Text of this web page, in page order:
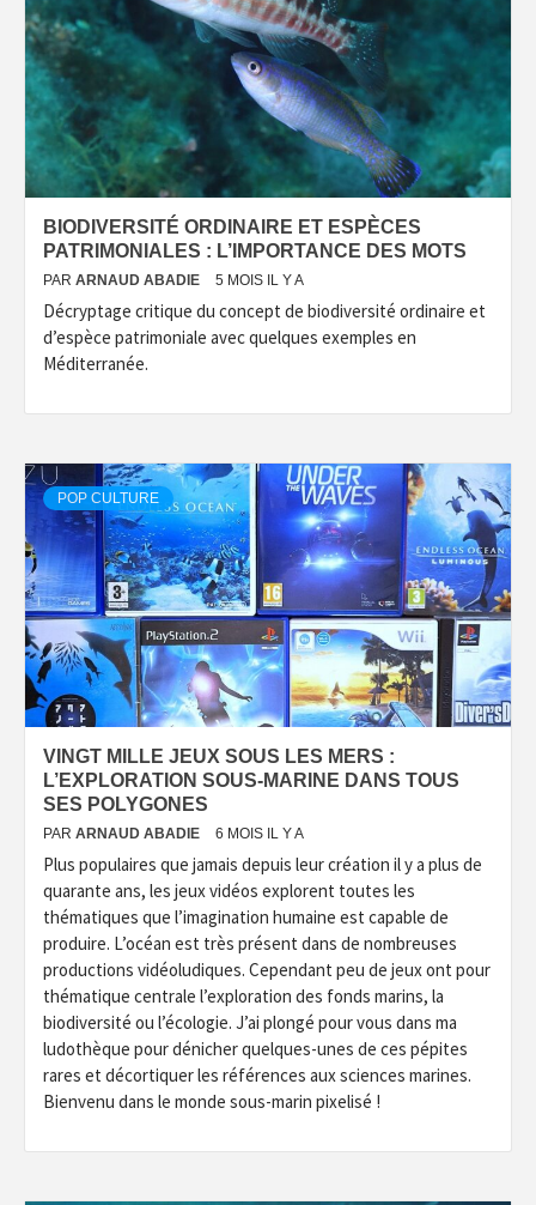
BIODIVERSITÉ ORDINAIRE ET ESPÈCES
PATRIMONIALES : L’IMPORTANCE DES MOTS
PAR ARNAUD ABADIE 5 MOIS IL Y A
Décryptage critique du concept de biodiversité ordinaire et
d’espèce patrimoniale avec quelques exemples en
Méditerranée.
POP CULTURE
VINGT MILLE JEUX SOUS LES MERS :
L’EXPLORATION SOUS-MARINE DANS TOUS
SES POLYGONES
PAR ARNAUD ABADIE 6 MOIS IL Y A
Plus populaires que jamais depuis leur création il y a plus de
quarante ans, les jeux vidéos explorent toutes les
thématiques que l’imagination humaine est capable de
produire. L’océan est très présent dans de nombreuses
productions vidéoludiques. Cependant peu de jeux ont pour
thématique centrale l’exploration des fonds marins, la
biodiversité ou l’écologie. J’ai plongé pour vous dans ma
ludothèque pour dénicher quelques-unes de ces pépites
rares et décortiquer les références aux sciences marines.
Bienvenu dans le monde sous-marin pixelisé !